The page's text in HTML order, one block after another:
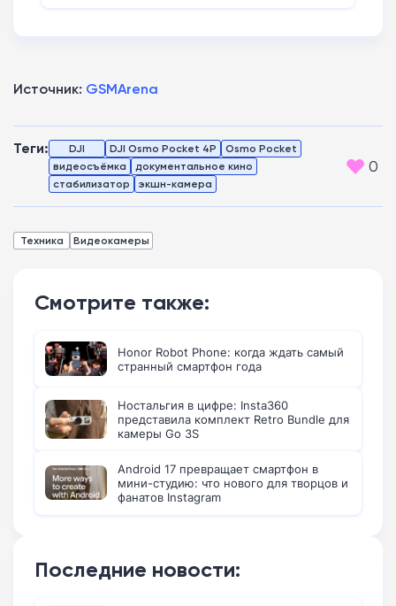
Источник: GSMArena
Теги: DJI DJI Osmo Pocket 4P
Osmo Pocket
видеосъёмка
документальное кино
стабилизатор
экшн-камера
0
Техника Видеокамеры
Смотрите также:
Honor Robot Phone: когда ждать самый
странный смартфон года
Ностальгия в цифре: Insta360
представила комплект Retro Bundle для
камеры Go 3S
Android 17 превращает смартфон в
мини-студию: что нового для творцов и
фанатов Instagram
Последние новости: